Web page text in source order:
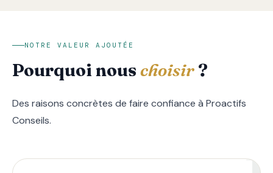
NOTRE VALEUR AJOUTÉE
Pourquoi nous choisir ?
Des raisons concrètes de faire confiance à Proactifs
Conseils.